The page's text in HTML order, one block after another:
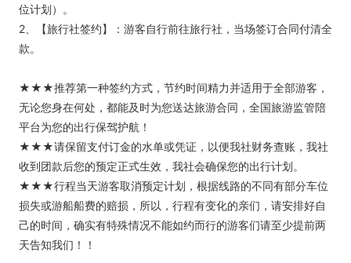
位计划）。
2、【旅行社签约】：游客自行前往旅行社，当场签订合同付清全
款。
★★★推荐第一种签约方式，节约时间精力并适用于全部游客，
无论您身在何处，都能及时为您送达旅游合同，全国旅游监管陪
平台为您的出行保驾护航！
★★★请保留支付订金的水单或凭证，以便我社财务查账，我社
收到团款后您的预定正式生效，我社会确保您的出行计划。
★★★行程当天游客取消预定计划，根据线路的不同有部分车位
损失或游船船费的赔损，所以，行程有变化的亲们，请安排好自
己的时间，确实有特殊情况不能如约而行的游客们请至少提前两
天告知我们！！